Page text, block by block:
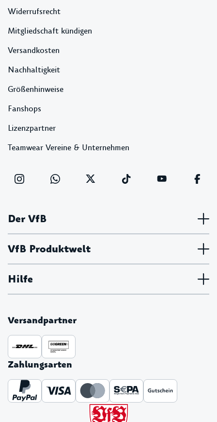
Widerrufsrecht
Mitgliedschaft kündigen
Versandkosten
Nachhaltigkeit
Größenhinweise
Fanshops
Lizenzpartner
Teamwear Vereine & Unternehmen
Der VfB
VfB Produktwelt
Hilfe
Versandpartner
Zahlungsarten